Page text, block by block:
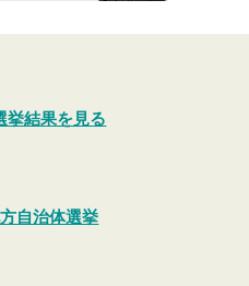
挙結果を見る
自治体選挙